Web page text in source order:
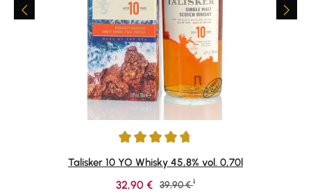
Durchschnittliche Bewertung von 4.78 von 5 Sternen
Talisker 10 YO Whisky 45,8% vol. 0,70l
Verkaufspreis:
32,90 € Regulärer Preis:
39,90 € 1